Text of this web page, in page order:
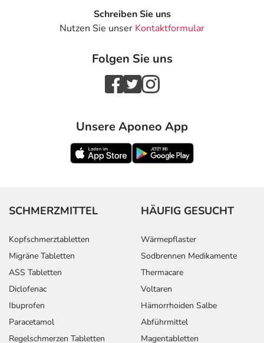
- Ermüdung des Muskels
- Muskelschwäche
- Nackenschmerzen
- Wassereinlagerungen in den Beinen
- Weiße Blutkörperchen (Leukozyten) im Urin (erhöht)
Bemerken Sie eine Befindlichkeitsstörung oder
an Ihren Arzt oder Apotheker.
Für die Information an dieser Stelle werden vor allem
Nebenwirkungen berücksichtigt, die bei mindestens
einem von 1.000 behandelten Patienten auftreten.
Dosierung
Schreiben Sie uns
Nutzen Sie unser Kontaktformular
Folgen Sie uns
Unsere Aponeo App
SCHMERZMITTEL
Kopfschmerztabletten
Migräne Tabletten
ASS Tabletten
Diclofenac
Ibuprofen
Paracetamol
Regelschmerzen Tabletten
HÄUFIG GESUCHT
Wärmepflaster
Sodbrennen Medikamente
Thermacare
Voltaren
Hämorrhoiden Salbe
Abführmittel
Magentabletten